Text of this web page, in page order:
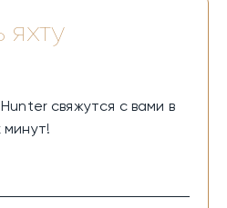
яхту
свяжутся с вами в
минут!